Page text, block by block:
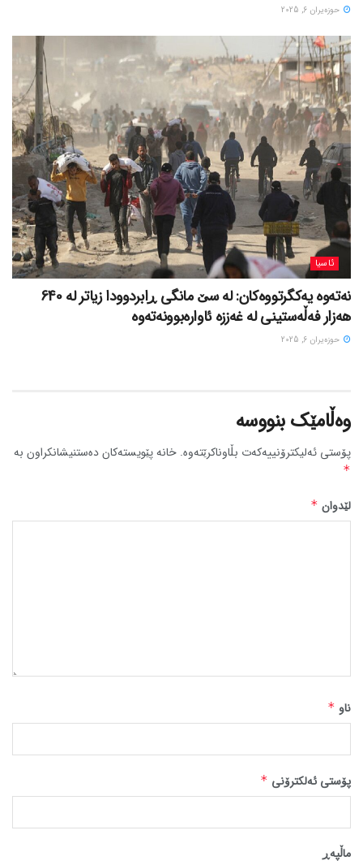
حوزه‌یران 6, 2025
ئاسیا
نەتەوە یەکگرتووەکان: لە سێ مانگی ڕابردوودا زیاتر لە 640
هەزار فەڵەستینی لە غەززە ئاوارەبوونەتەوە
حوزه‌یران 6, 2025
وەڵامێک بنووسە
پۆستی ئەلیکترۆنییەکەت بڵاوناکرێتەوە. خانە پێویستەکان دەستنیشانکراون بە
*
لێدوان *
ناو *
پۆستی ئەلکترۆنی *
ماڵپه‌ڕ